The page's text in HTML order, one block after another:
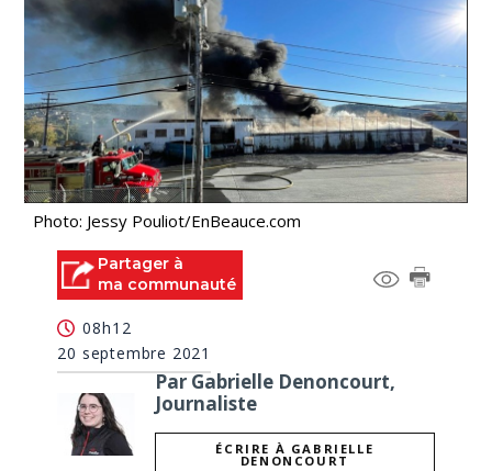
Photo: Jessy Pouliot/EnBeauce.com
Partager à
ma communauté
08h12
20 septembre 2021
Par Gabrielle Denoncourt,
Journaliste
ÉCRIRE À GABRIELLE
DENONCOURT